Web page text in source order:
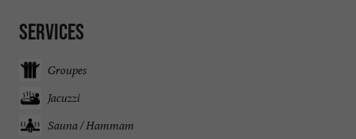
Services
Groupes
Jacuzzi
Sauna / Hammam